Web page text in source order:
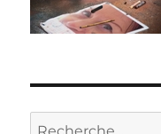
Recherche